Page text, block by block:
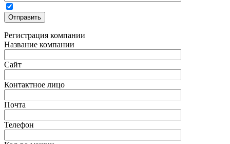
Регистрация компании
Название компании
Сайт
Контактное лицо
Почта
Телефон